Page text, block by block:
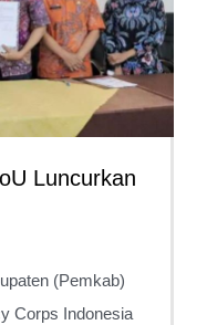
Luncurkan
(Pemkab)
Corps Indonesia